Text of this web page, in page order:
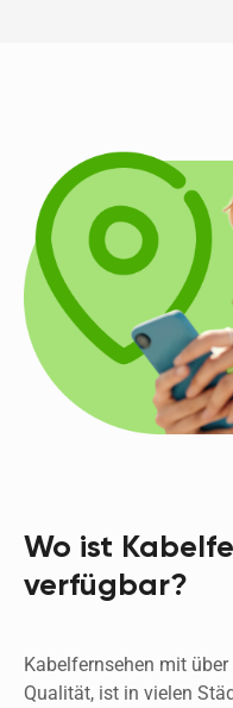
Wo ist
verfügbar?
Kabelfernsehen mit